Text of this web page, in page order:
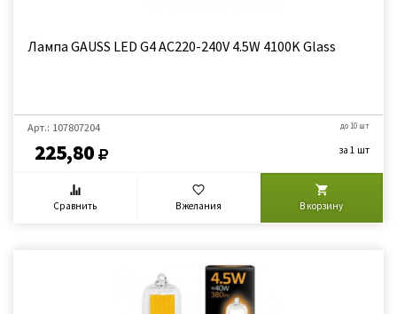
Лампа GAUSS LED G4 AC220-240V 4.5W 4100K Glass
Арт.: 107807204
225,80
до 10 шт
за 1 шт
Сравнить В желания В корзину